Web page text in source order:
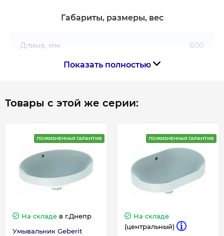
Габариты, размеры, вес
Длина, мм 600
Гарантия
Гарантия производителя, мес 120
Контакты сервисного центра 0800502606
Показать полностью
Товары с этой же серии:
ПОЖИЗНЕННАЯ ГАРАНТИЯ
На складе в г.Днепр
Умывальник Geberit
ПОЖИЗНЕННАЯ ГАРАНТИЯ
На складе
(центральный)